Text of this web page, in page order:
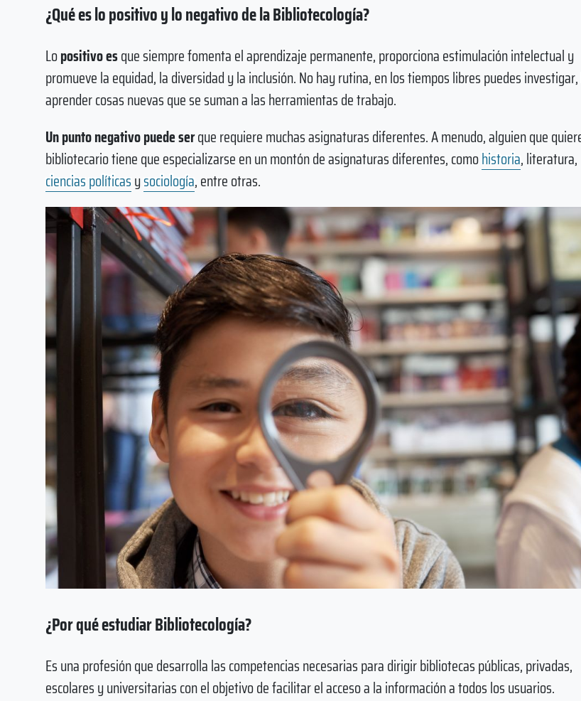
¿Qué es lo positivo y lo negativo de la Bibliotecología?
Lopositivo esque siempre fomenta el aprendizaje permanente, proporciona estimulación intelectual y
promueve la equidad, la diversidad y la inclusión. No hay rutina, en los tiempos libres puedes
aprender cosas nuevas que se suman a las herramientas de trabajo.
Un punto negativo puede serque requiere muchas asignaturas diferentes. A menudo, alguien que
bibliotecario tiene que especializarse en un montón de asignaturas diferentes, comohistoria, literatura,
ciencias políticasysociología, entre otras.
¿Por qué estudiar Bibliotecología?
Es una profesión que desarrolla las competencias necesarias para dirigir bibliotecas públicas, privadas,
escolares y universitarias con el objetivo de facilitar el acceso a la información a todos los usuarios.